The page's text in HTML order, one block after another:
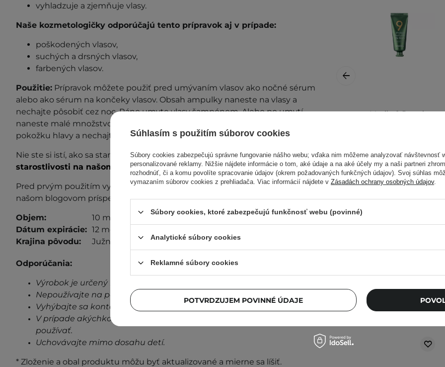
vyhladzuje a zjemňuje vlasy.
Naše kozmetologičky odporúčajú tento prípravok aj v prípade:
poškodených vlasov,
suchých a drsných vlasov,
farbených vlasov.
Použitie: Prípravok môžete použiť pred umývaním vlasov ako nočné sérum
alebo ako sérum na končeky vlasov. Obsah ampulky naneste na vlasy a
nechajte pôsobiť cez noc. Ráno umyte vlasy šampónom. Alebo po umytí
naneste malé množstvo prípravku na vlhké alebo suché vlasy, vynechajte
pokožku hlavy a nechajte vstrebať.
Nie ste si istí, ako sa starať o svoje vlasy? Prečítajte sičlánky o vlasovej
starostlivosti na našom blogu!
Pred prvým použitím vykonajte test znášanlivosti. Ďalšie informácie nájdete v
našom blogovom príspevku Test znášanlivosti.
Objem:
10 ml
Dátum expirácie: 12 mesiacov po otvorení.
Krajina pôvodu:
Južná Kórea.
Odporúčania:
Výrobok je určený len na vonkajšie použitie.
Nepoužívajte na poškodenú pokožku.
Vyhýbajte sa kontaktu s očami.
V prípade akýchkoľvek známok podráždenia, prestaňte prípravok
používať.
Uchovávajte mimo dosahu detí.
* Zloženie a obal produktu môžu byť aktualizované a mierne sa líšiť.
Masil - 9 Protein
Súhlasím s použitím súborov cookies
Súbory cookies zabezpečujú správne fungovanie nášho webu; vďaka nim môžeme analyzovať návštevnosť
personalizované reklamy. Nižšie nájdete informácie o tom, aké údaje a na aké účely my a naši partneri
rozhodnúť, či a komu povolíte spracovanie údajov (okrem požadovaných funkčných údajov). Svoj súhlas
vymazaním súborov cookies z prehliadača. Viac informácií nájdete v Zásadách ochrany osobných údajov.
Súbory cookies, ktoré zabezpečujú funkčnosť webu (povinné)
Analytické súbory cookies
Reklamné súbory cookies
POTVRDZUJEM POVINNÉ ÚDAJE